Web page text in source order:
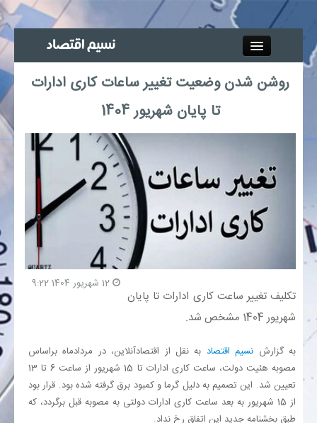
جذب خبرنگار
آگهی استخدام
پیوند‌ها
بیمه و بورس
بانک
انرژی
روشن شدن وضعیت تغییر ساعات کاری ادارات
تا پایان شهریور 1404
تکلیف تغییر ساعت کاری ادارات تا پایان
شهریور 1404 مشخص شد.
به گزارش نسیم اقتصاد به نقل از اقتصادآنلاین، در مردادماه براساس
مصوبه هئیت دولت، ساعت کاری ادارات تا 15 شهریور از ساعت 6 تا 13
تعیین شد. این تصمیم به دلیل گرما و کمبود برق گرفته شده بود. قرار بود
از 15 شهریور به بعد ساعت کاری ادارات دولتی به مصوبه قبل برگردد، که
طبق بخشنامه جدید این اتفاق رخ نداد.